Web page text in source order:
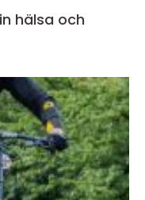
hälsa och